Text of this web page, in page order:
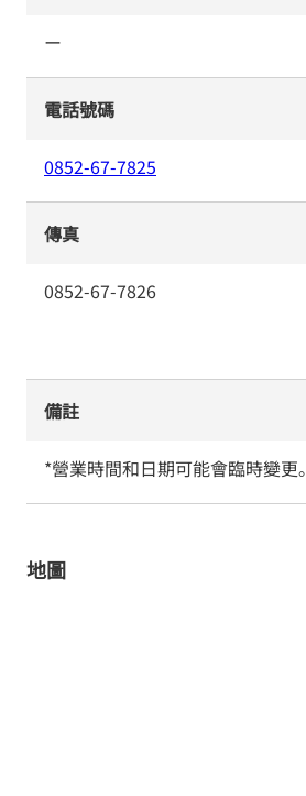
ー
電話號碼
0852-67-7825
傳真
0852-67-7826
備註
*營業時間和日期可能會臨時變更。
地圖